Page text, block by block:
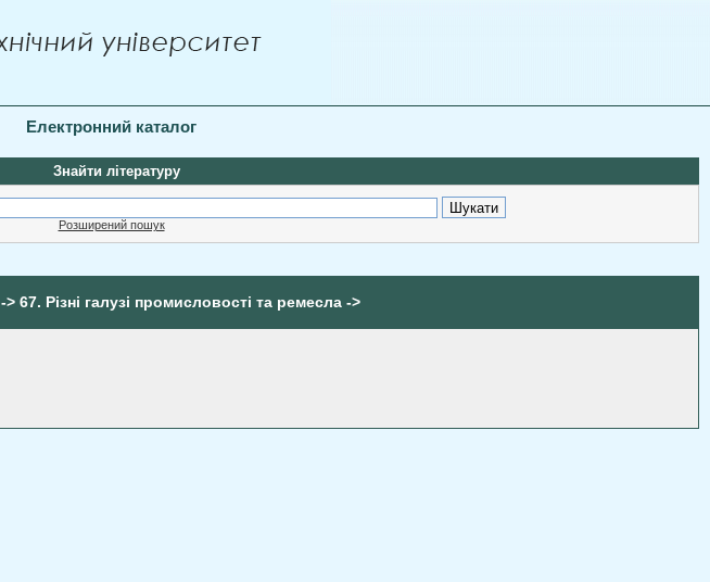
Електронний каталог
Знайти літературу
Розширений пошук
-> 67. Різні галузі промисловості та ремесла ->